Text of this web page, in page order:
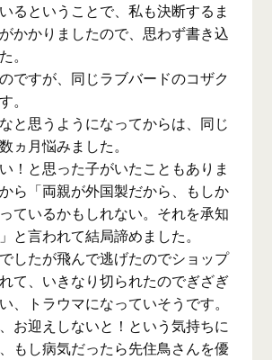
るということで、私も決断するま
かかりましたので、思わず書き込
。
ですが、同じラブバードのコザク
。
と思うようになってからは、同じ
ヵ月悩みました。
！と思った子がいたこともありま
ら「両親が外国製だから、もしか
ているかもしれない。それを承知
と言われて結局諦めました。
したが飛んで逃げたのでショップ
て、いきなり切られたのでぎざぎ
、トラウマになっていそうです。
お迎えしないと！という気持ちに
もし病気だったら先住鳥さんを優